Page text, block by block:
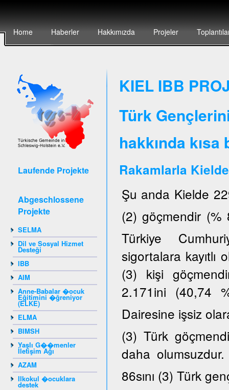
Home Haberler Hakkımızda Projeler
Laufende Projekte
Abgeschlossene
Projekte
SELMA
Dil ve Sosyal Hizmet
Desteği
IBB
AIM
Anne-Babalar �ocuk
Eğitimini �ğreniyor
(ELKE)
ELMA
BIMSH
Yaşlı G��menler
İletişim Ağı
AZAM
Ilkokul �ocuklara
destek
KIEL IBB
Türk
hakkında
Rakamlarla
Şu anda Kielde
(2) göçmendir (%
Türkiye
sigortalara
(3) kişi
2.171ini (40,74
Dairesine işsiz
(3) Türk
daha
86sını (3) Türk